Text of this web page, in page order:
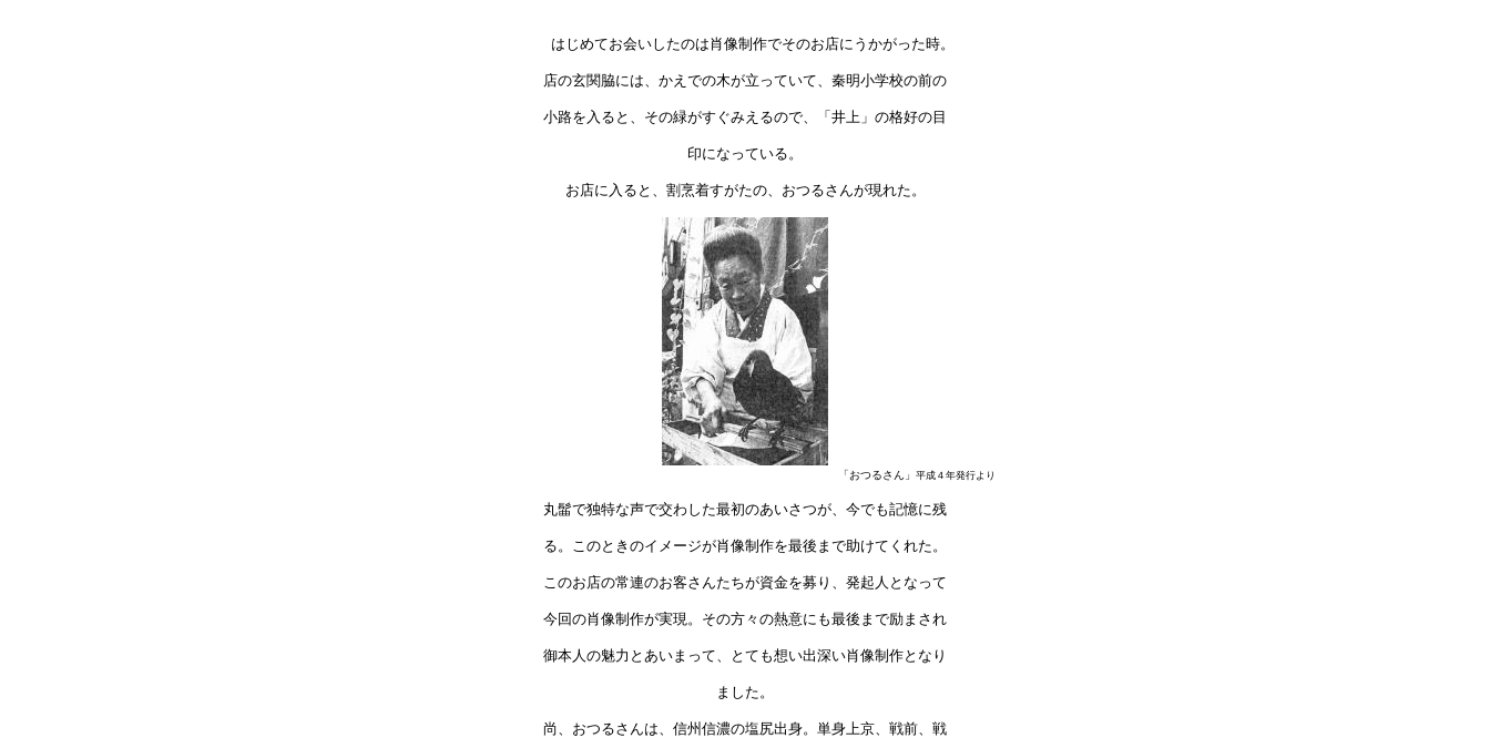
はじめてお会いしたのは肖像制作でそのお店にうかがった時。
店の玄関脇には、かえでの木が立っていて、秦明小学校の前の
小路を入ると、その緑がすぐみえるので、「井上」の格好の目
印になっている。
お店に入ると、割烹着すがたの、おつるさんが現れた。
「おつるさん」 平成４年発行より
丸髷で独特な声で交わした最初のあいさつが、今でも記憶に残
る。このときのイメージが肖像制作を最後まで助けてくれた。
このお店の常連のお客さんたちが資金を募り、発起人となって
今回の肖像制作が実現。その方々の熱意にも最後まで励まされ
御本人の魅力とあいまって、とても想い出深い肖像制作となり
ました。
尚、おつるさんは、信州信濃の塩尻出身。単身上京、戦前、戦